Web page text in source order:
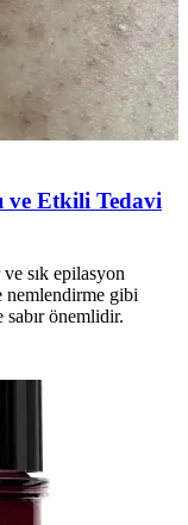
ve Etkili Tedavi
sık epilasyon
nemlendirme gibi
önemlidir.